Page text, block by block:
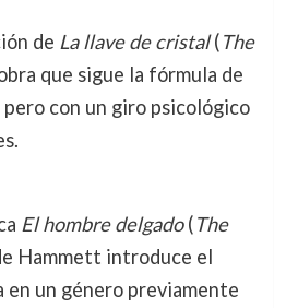
de La llave de cristal(The
que sigue la fórmula de
con un giro psicológico
El hombre delgado(The
Hammett introduce el
en un género previamente